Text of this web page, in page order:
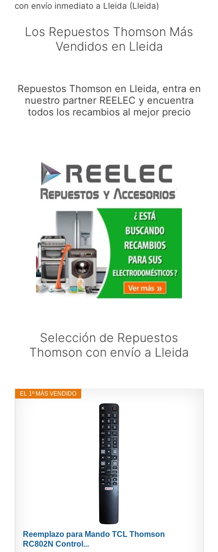
con envío inmediato a Lleida (Lleida)
Los Repuestos Thomson Más
Vendidos en Lleida
Repuestos Thomson en Lleida, entra en
nuestro partner REELEC y encuentra
todos los recambios al mejor precio
Selección de Repuestos
Thomson con envío a Lleida
EL 1º MÁS VENDIDO
Reemplazo para Mando TCL Thomson
RC802N Control...